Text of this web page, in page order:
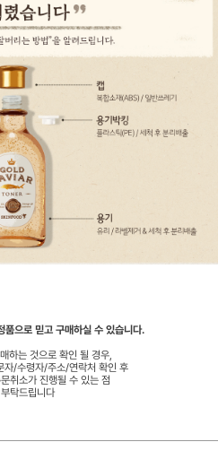
품으로 믿고 구매하실 수 있습니다.
하는 것으로 확인 될 경우,
자/수령자/주소/연락처 확인 후
취소가 진행될 수 있는 점
탁드립니다